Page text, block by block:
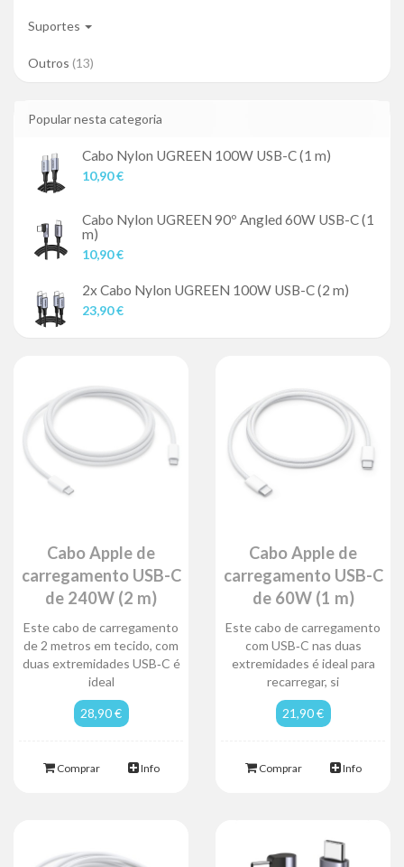
Suportes
Outros (13)
Popular nesta categoria
Cabo Nylon UGREEN 100W USB-C (1 m)
10,90 €
Cabo Nylon UGREEN 90º Angled 60W USB-C (1
m)
10,90 €
2x Cabo Nylon UGREEN 100W USB-C (2 m)
23,90 €
Cabo Apple de
carregamento USB-C
de 240W (2 m)
Este cabo de carregamento
de 2 metros em tecido, com
duas extremidades USB‑C é
ideal
28,90 €
Comprar Info
Cabo Apple de
carregamento USB-C
de 60W (1 m)
Este cabo de carregamento
com USB‑C nas duas
extremidades é ideal para
recarregar, si
21,90 €
Comprar Info